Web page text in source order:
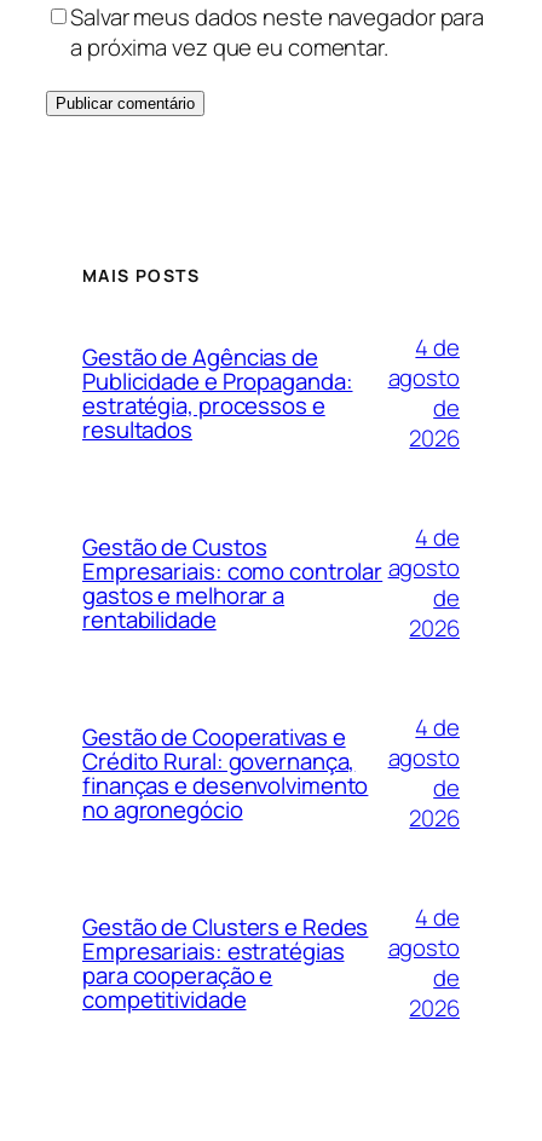
Salvar meus dados neste navegador para
a próxima vez que eu comentar.
MAIS POSTS
Gestão de Agências de
Publicidade e Propaganda:
estratégia, processos e
resultados
4 de
agosto
de
2026
Gestão de Custos
Empresariais: como controlar
gastos e melhorar a
rentabilidade
4 de
agosto
de
2026
Gestão de Cooperativas e
Crédito Rural: governança,
finanças e desenvolvimento
no agronegócio
4 de
agosto
de
2026
Gestão de Clusters e Redes
Empresariais: estratégias
para cooperação e
competitividade
4 de
agosto
de
2026